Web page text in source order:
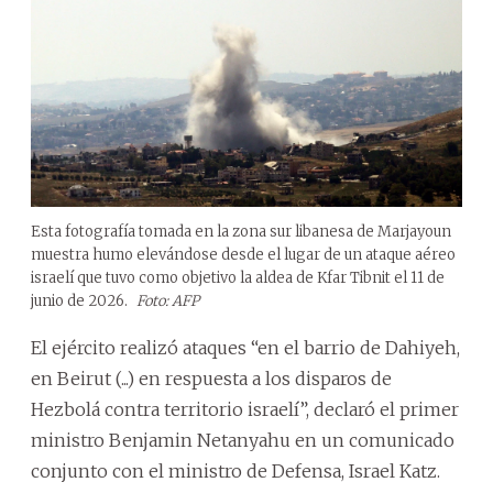
Esta fotografía tomada en la zona sur libanesa de Marjayoun
muestra humo elevándose desde el lugar de un ataque aéreo
israelí que tuvo como objetivo la aldea de Kfar Tibnit el 11 de
junio de 2026. Foto: AFP
El ejército realizó ataques “en el barrio de Dahiyeh,
en Beirut (...) en respuesta a los disparos de
Hezbolá contra territorio israelí”, declaró el primer
ministro Benjamin Netanyahu en un comunicado
conjunto con el ministro de Defensa, Israel Katz.